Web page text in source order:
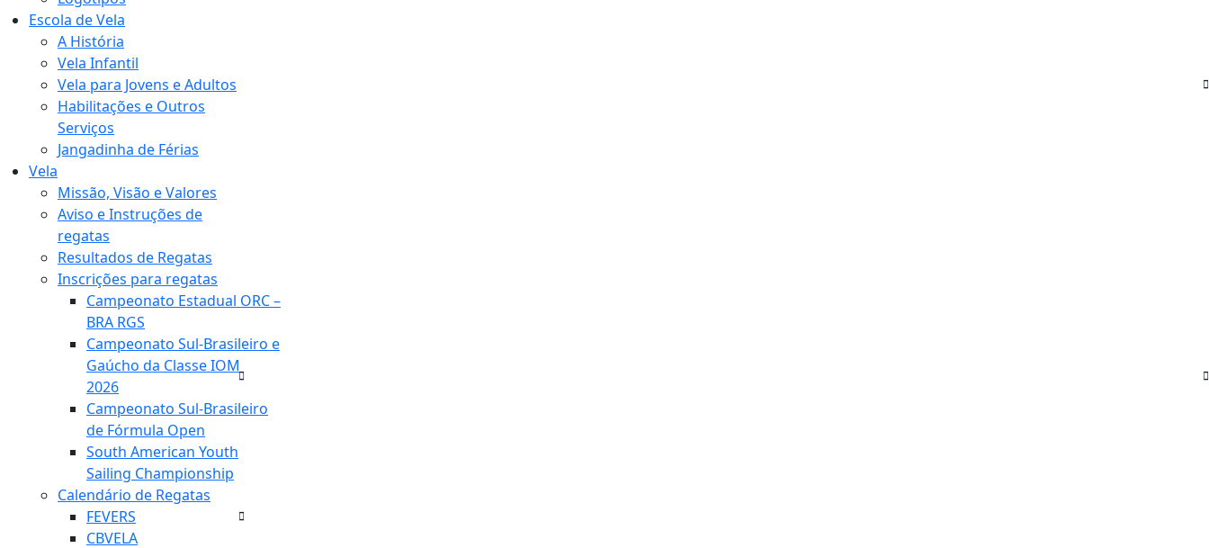
Escola de Vela
A História
Vela Infantil
Vela para Jovens e Adultos
Habilitações e Outros
Serviços
Jangadinha de Férias
Vela
Missão, Visão e Valores
Aviso e Instruções de
regatas
Resultados de Regatas
Inscrições para regatas
Campeonato Estadual ORC –
BRA RGS
Campeonato Sul-Brasileiro e
Gaúcho da Classe IOM
2026
Campeonato Sul-Brasileiro
de Fórmula Open
South American Youth
Sailing Championship
Calendário de Regatas
FEVERS
CBVELA